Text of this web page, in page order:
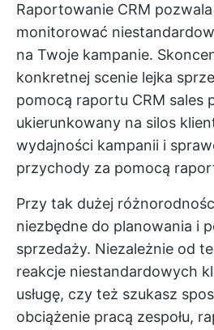
Raportowanie CRM
monitorować
na Twoje kampanie.
konkretnej scenie lejka
pomocą raportu CRM sales
ukierunkowany na silos
wydajności kampanii i
przychody za pomocą
Przy tak dużej
niezbędne do planowania i
sprzedaży. Niezależnie od
reakcje niestandardowych
usługę, czy też szukasz
obciążenie pracą zespołu,